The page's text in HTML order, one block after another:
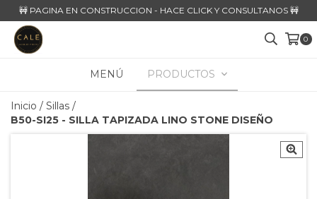
🚧 PAGINA EN CONSTRUCCION - HACE CLICK Y CONSULTANOS 🚧
0
MENÚ PRODUCTOS
Inicio / Sillas /
B50-SI25 - SILLA TAPIZADA LINO STONE DISEÑO